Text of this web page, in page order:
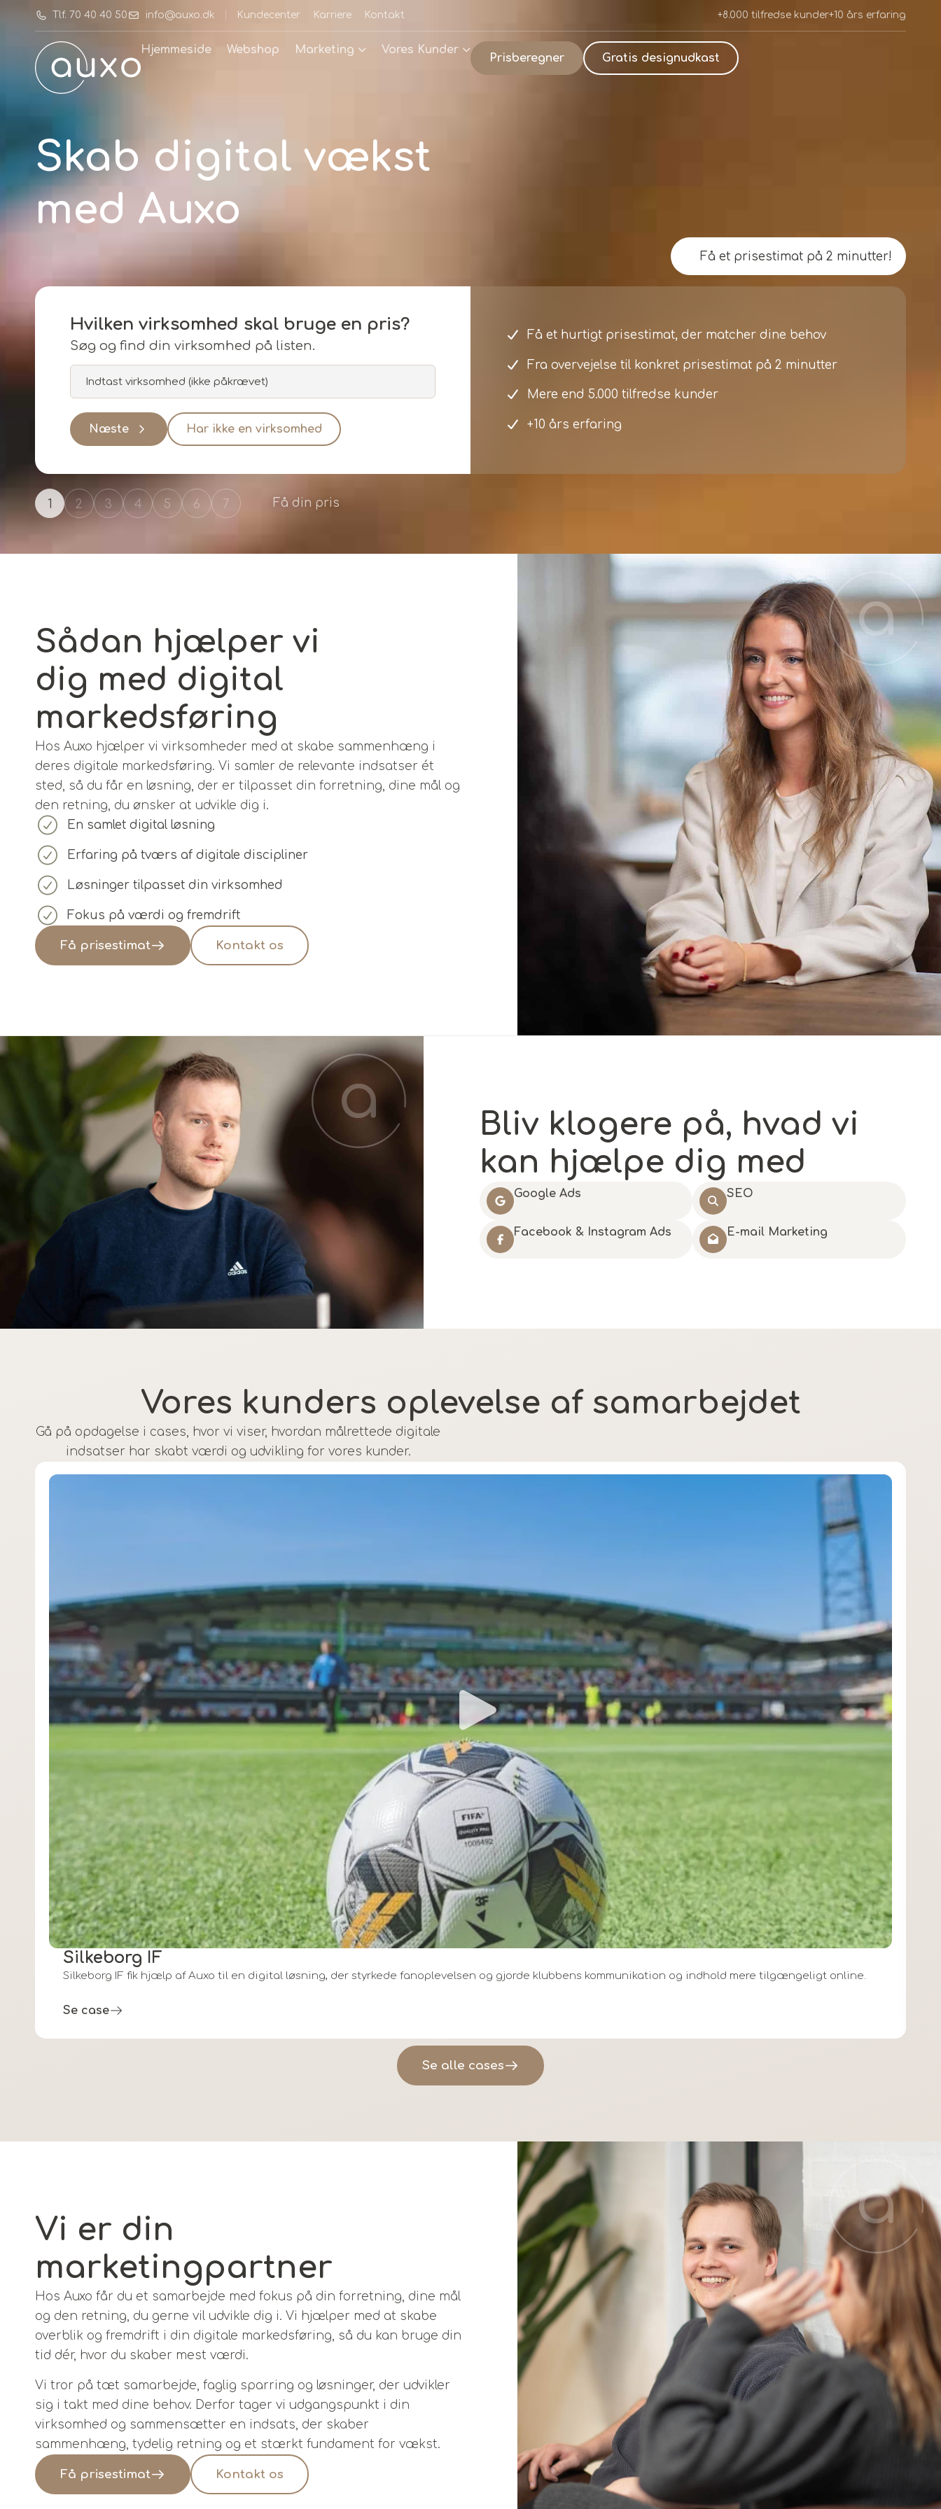
Tlf. 70 40 40 50 info@auxo.dk Kundecenter Karriere Kontakt +8.000 tilfredse kunder+10 års erfaring
Hjemmeside Webshop Marketing Vores Kunder
Prisberegner Gratis designudkast
Skab digital vækst
med Auxo
Få et prisestimat på 2 minutter!
Hvilken virksomhed skal bruge en pris?
Søg og find din virksomhed på listen.
Næste Har ikke en virksomhed
Få et hurtigt prisestimat, der matcher dine behov
Fra overvejelse til konkret prisestimat på 2 minutter
Mere end 5.000 tilfredse kunder
+10 års erfaring
Gå tilbage
1 2 3 4 5 6 7 Få din pris
Sådan hjælper vi
dig med digital
markedsføring
Hos Auxo hjælper vi virksomheder med at skabe sammenhæng i
deres digitale markedsføring. Vi samler de relevante indsatser ét
sted, så du får en løsning, der er tilpasset din forretning, dine mål og
den retning, du ønsker at udvikle dig i.
En samlet digital løsning
Erfaring på tværs af digitale discipliner
Løsninger tilpasset din virksomhed
Fokus på værdi og fremdrift
Få prisestimat Kontakt os
Bliv klogere på, hvad vi
kan hjælpe dig med
Google Ads SEO
Facebook & Instagram Ads E-mail Marketing
Vores kunders oplevelse af samarbejdet
Gå på opdagelse i cases, hvor vi viser, hvordan målrettede digitale
indsatser har skabt værdi og udvikling for vores kunder.
Silkeborg IF
Silkeborg IF fik hjælp afAuxo til en digital løsning, der styrkede fanoplevelsen og gjorde klubbens kommunikation og indhold mere tilgængeligt online.
Se case
Se alle cases
Vi er din
marketingpartner
Hos Auxo får du et samarbejde med fokus på din forretning, dine mål
og den retning, du gerne vil udvikle dig i. Vi hjælper med at skabe
overblik og fremdrift i din digitale markedsføring, så du kan bruge din
tid dér, hvor du skaber mest værdi.
Vi tror på tæt samarbejde, faglig sparring og løsninger, der udvikler
sig i takt med dine behov. Derfor tager vi udgangspunkt i din
virksomhed og sammensætter en indsats, der skaber
sammenhæng, tydelig retning og et stærkt fundament for vækst.
Få prisestimat Kontakt os